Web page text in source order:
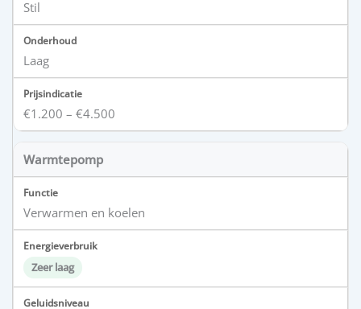
Stil
Laag
€1.200 – €4.500
Warmtepomp
Verwarmen en koelen
Zeer laag